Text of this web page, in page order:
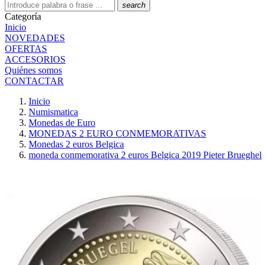
search
Categoría
Inicio
NOVEDADES
OFERTAS
ACCESORIOS
Quiénes somos
CONTACTAR
Inicio
Numismatica
Monedas de Euro
MONEDAS 2 EURO CONMEMORATIVAS
Monedas 2 euros Belgica
moneda conmemorativa 2 euros Belgica 2019 Pieter Brueghel